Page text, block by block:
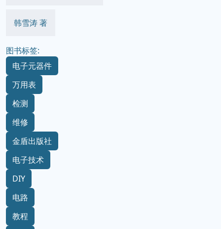
韩雪涛 著
图书标签:
电子元器件
万用表
检测
维修
金盾出版社
电子技术
DIY
电路
教程